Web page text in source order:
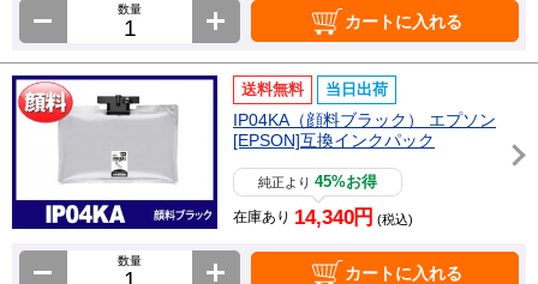
数量
カートに入れる
送料無料 当日出荷
IP04KA（顔料ブラック） エプソン
[EPSON]互換インクパック
純正より45%お得
在庫あり 14,340円 (税込)
数量
カートに入れる